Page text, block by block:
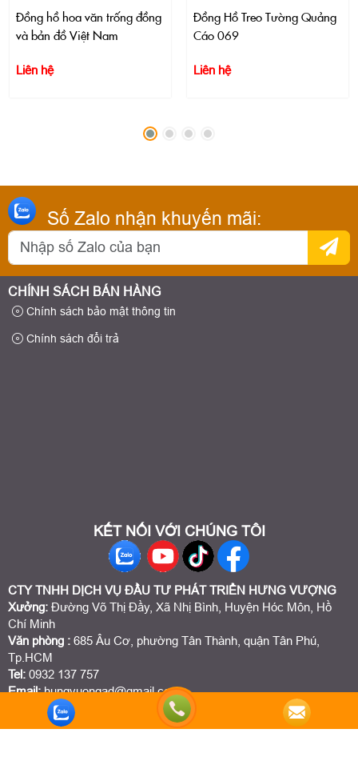
Đồng hồ hoa văn trống đồng
và bản đồ Việt Nam
Liên hệ
Đồng Hồ Treo Tường Quảng
Cáo 069
Liên hệ
Số Zalo nhận khuyến mãi:
CTY TNHH DỊCH VỤ ĐẦU TƯ PHÁT TRIỂN HƯNG VƯỢNG
Xưởng: Đường Võ Thị Đầy, Xã Nhị Bình, Huyện Hóc Môn, Hồ
Chí Minh
Văn phòng : 685 Âu Cơ, phường Tân Thành, quận Tân Phú,
Tp.HCM
Tel: 0932 137 757
Email:hungvuongad@gmail.com
CHÍNH SÁCH BÁN HÀNG
Chính sách bảo mật thông tin
Chính sách đổi trả
KẾT NỐI VỚI CHÚNG TÔI
Trực tuyến: 545555